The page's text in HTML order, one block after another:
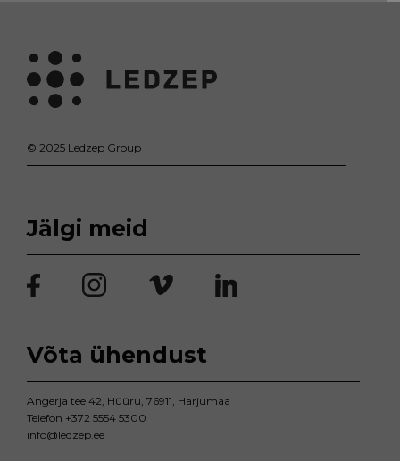
© 2025 Ledzep Group
Jälgi meid
Võta ühendust
Angerja tee 42, Hüüru, 76911, Harjumaa
Telefon +372 5554 5300
info@ledzep.ee